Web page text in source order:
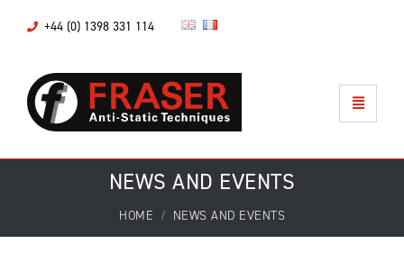
+44 (0) 1398 331 114
NEWS AND EVENTS
HOME NEWS AND EVENTS